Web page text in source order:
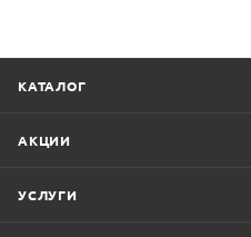
КАТАЛОГ
АКЦИИ
УСЛУГИ